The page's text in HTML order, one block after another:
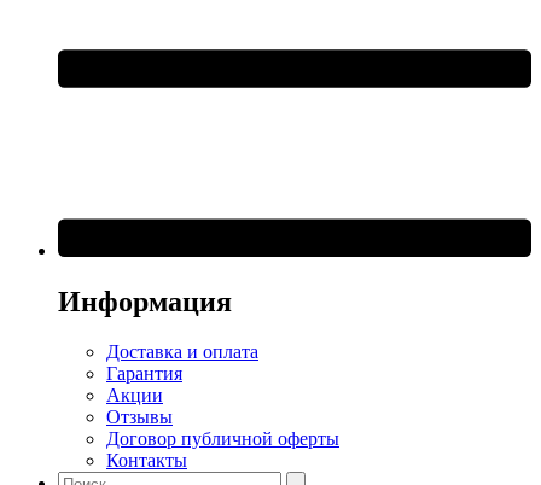
Информация
Доставка и оплата
Гарантия
Акции
Отзывы
Договор публичной оферты
Контакты